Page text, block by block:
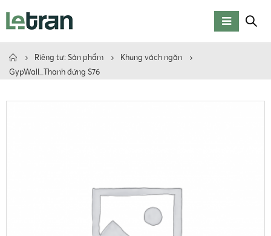
Riêng tư: Sản phẩm
Khung vách ngăn
GypWall_Thanh đứng S76